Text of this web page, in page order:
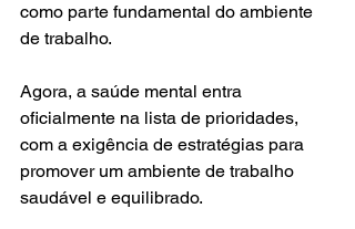
como parte fundamental do ambiente
de trabalho.
Agora, a saúde mental entra
oficialmente na lista de prioridades,
com a exigência de estratégias para
promover um ambiente de trabalho
saudável e equilibrado.